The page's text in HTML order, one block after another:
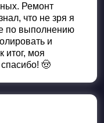
Ремонт
что не зря я
по выполнению
и
итог, моя
🤠